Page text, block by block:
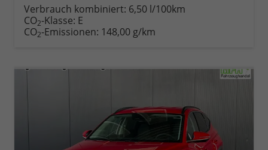
Verbrauch kombiniert: 6,50 l/100km
CO2-Klasse: E
CO2-Emissionen: 148,00 g/km